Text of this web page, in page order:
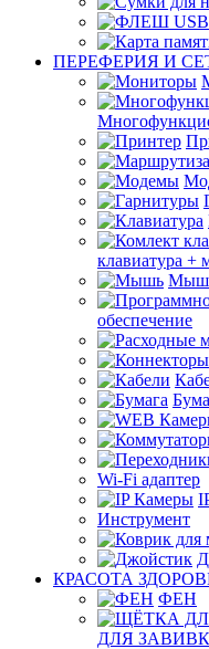
ПЕРЕФЕРИЯ И
клавиатура +
обеспечение
Wi-Fi адаптер
Инструмент
КРАСОТА
ФЕН
ДЛЯ